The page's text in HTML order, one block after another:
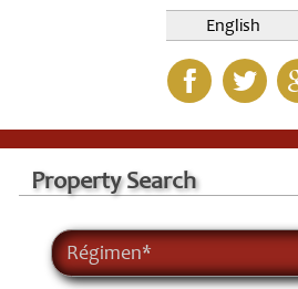
Property Search